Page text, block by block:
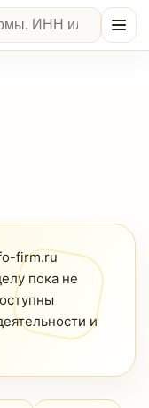
firm.ru
пока не
и